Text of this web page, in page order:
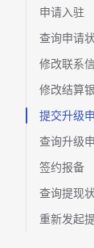
申请入驻
查询申请
修改联系
修改结算
提交升级
查询升级
签约报备
查询提现
重新发起